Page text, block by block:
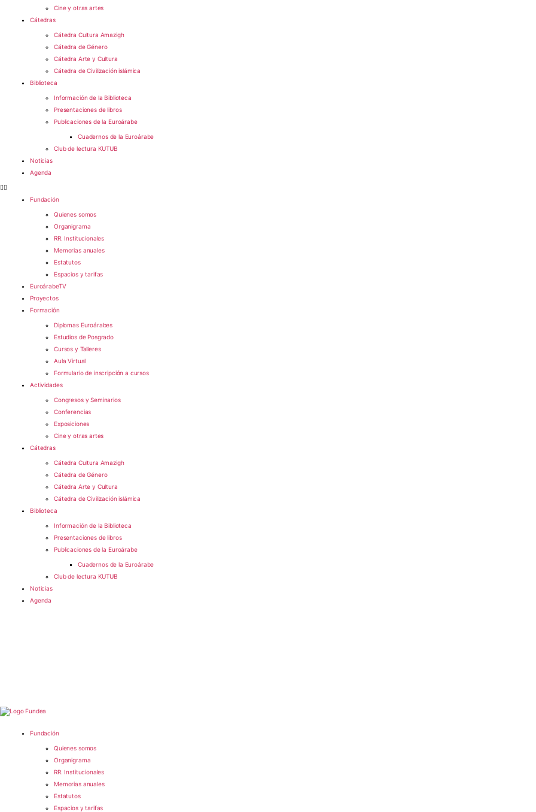
Cine y otras artes
Cátedras
Cátedra Cultura Amazigh
Cátedra de Género
Cátedra Arte y Cultura
Cátedra de Civilización islámica
Biblioteca
Información de la Biblioteca
Presentaciones de libros
Publicaciones de la Euroárabe
Cuadernos de la Euroárabe
Club de lectura KUTUB
Noticias
Agenda
Fundación
Quienes somos
Organigrama
RR. Institucionales
Memorias anuales
Estatutos
Espacios y tarifas
EuroárabeTV
Proyectos
Formación
Diplomas Euroárabes
Estudios de Posgrado
Cursos y Talleres
Aula Virtual
Formulario de inscripción a cursos
Actividades
Congresos y Seminarios
Conferencias
Exposiciones
Cine y otras artes
Cátedras
Cátedra Cultura Amazigh
Cátedra de Género
Cátedra Arte y Cultura
Cátedra de Civilización islámica
Biblioteca
Información de la Biblioteca
Presentaciones de libros
Publicaciones de la Euroárabe
Cuadernos de la Euroárabe
Club de lectura KUTUB
Noticias
Agenda
Fundación
Quienes somos
Organigrama
RR. Institucionales
Memorias anuales
Estatutos
Espacios y tarifas